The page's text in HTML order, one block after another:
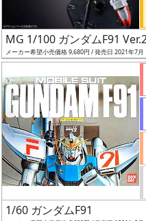
状
況
売
切
含
む
開
始
前
MG 1/100 ガンダムF91
メーカー希望小売価格 9,680円 / 発売日 2021年7月
1/60 ガンダムF91